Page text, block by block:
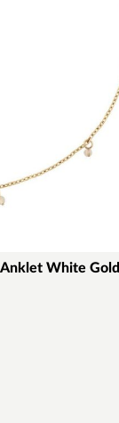
Anklet White Gold